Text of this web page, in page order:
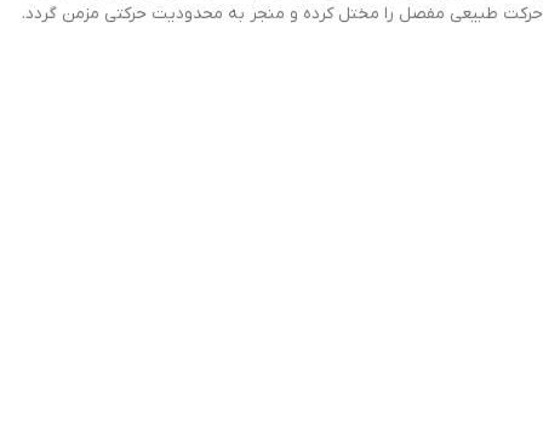
حرکت طبیعی مفصل را مختل کرده و منجر به محدودیت حرکتی مزمن گردد.